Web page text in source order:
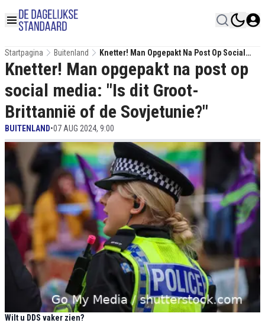
Startpagina Buitenland
Knetter! Man Opgepakt Na Post Op Social
Media: "Is Dit Groot-Brittannië Of De
Sovjetunie?"
Knetter! Man opgepakt na post op
social media: "Is dit Groot-
Brittannië of de Sovjetunie?"
BUITENLAND•07 AUG 2024, 9:00
Wilt u DDS vaker zien?